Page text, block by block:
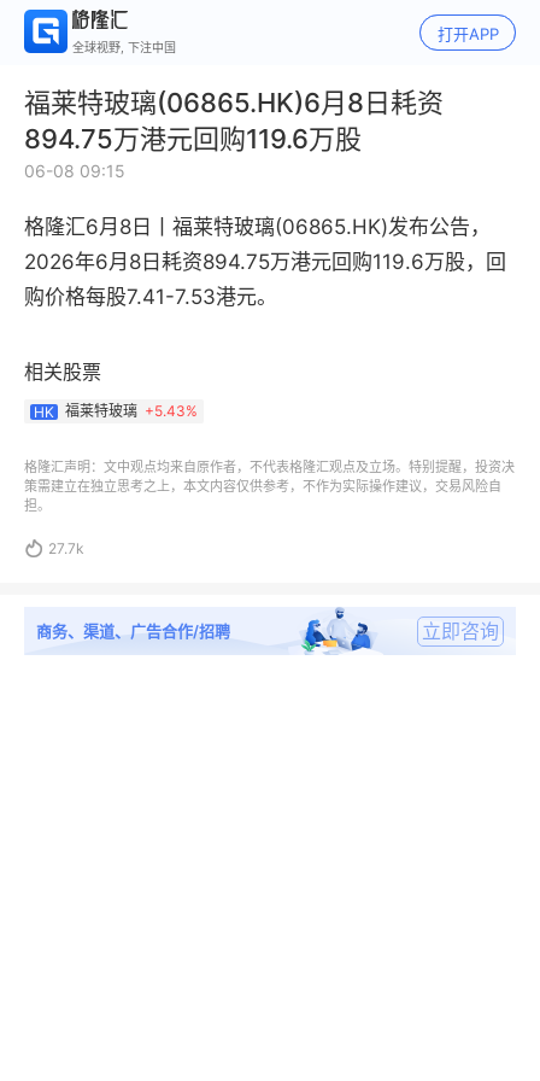
全球视野, 下注中国
打开APP
福莱特玻璃(06865.HK)6月8日耗资
894.75万港元回购119.6万股
06-08 09:15
格隆汇6月8日丨福莱特玻璃(06865.HK)发布公告，
2026年6月8日耗资894.75万港元回购119.6万股，回
购价格每股7.41-7.53港元。
相关股票
HK 福莱特玻璃 +5.43%
格隆汇声明：文中观点均来自原作者，不代表格隆汇观点及立场。特别提醒，投资决
策需建立在独立思考之上，本文内容仅供参考，不作为实际操作建议，交易风险自
担。
 27.7k
商务、渠道、广告合作/招聘 立即咨询